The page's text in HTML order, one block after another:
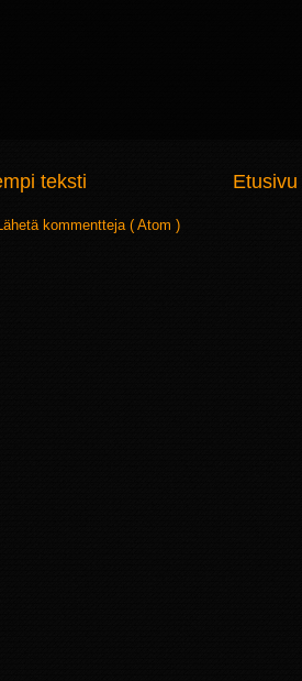
teksti Etusivu
kommentteja ( Atom )